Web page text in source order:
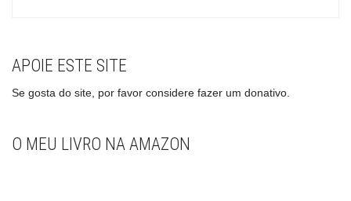
APOIE ESTE SITE
Se gosta do site, por favor considere fazer um donativo.
O MEU LIVRO NA AMAZON